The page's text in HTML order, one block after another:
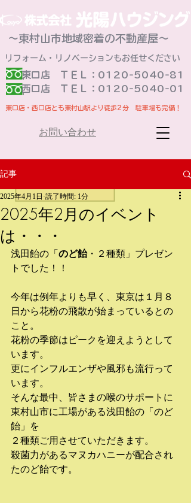
お問い合わせ
～東村山市地域密着の不動産屋～
東口店 ＴＥＬ：0120-5040-81
​西口店 ＴＥＬ：0120-5040-01
リフォーム・リノベーションもお任せください
東口店・西口店とも東村山駅より徒歩2分 駐車場も完備！
記事
2025年2月のイベント
は・・・
2025年4月1日 読了時間: 1分
浅田飴の「 のど飴・２種類」プレゼン
トでした！！
今年は例年よりも早く、東京は１月８
日から花粉の飛散が始まっているとの
こと。
花粉の季節はピークを迎えようとして
います。
更にインフルエンザや風邪も流行って
います。
そんな最中、皆さまの喉のサポートに
東村山市に工場がある浅田飴の「のど
飴」を
２種類ご用させていただきます。
殺菌力があるマヌカハニーが配合され
たのど飴です。